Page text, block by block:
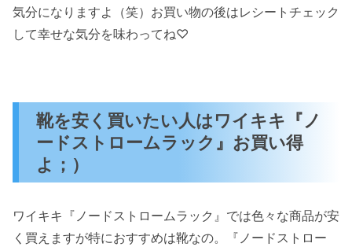
気分になりますよ（笑）お買い物の後はレシートチェック
して幸せな気分を味わってね♡
靴を安く買いたい人はワイキキ『ノ
ードストロームラック』お買い得
よ；）
ワイキキ『ノードストロームラック』では色々な商品が安
く買えますが特におすすめは靴なの。『ノードストロー